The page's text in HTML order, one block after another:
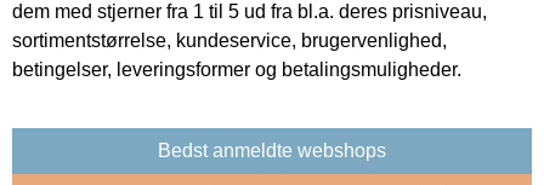
dem med stjerner fra 1 til 5 ud fra bl.a. deres prisniveau,
sortimentstørrelse, kundeservice, brugervenlighed,
betingelser, leveringsformer og betalingsmuligheder.
Bedst anmeldte webshops